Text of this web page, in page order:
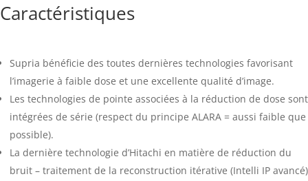
Caractéristiques
Supria bénéficie des toutes dernières technologies favorisant
l’imagerie à faible dose et une excellente qualité d’image.
Les technologies de pointe associées à la réduction de dose sont
intégrées de série (respect du principe ALARA = aussi faible que
possible).
La dernière technologie d’Hitachi en matière de réduction du
bruit – traitement de la reconstruction itérative (Intelli IP avancé)